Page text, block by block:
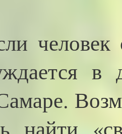
человек
в
найти